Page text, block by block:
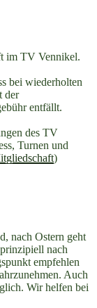
im TV Vennikel.
bei wiederholten
der
entfällt.
des TV
Turnen und
)
nach Ostern geht
nach
empfehlen
Auch
Wir helfen bei